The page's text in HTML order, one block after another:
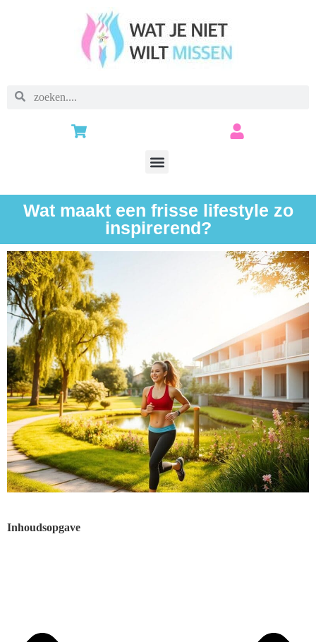
Wat maakt een frisse lifestyle zo
inspirerend?
Inhoudsopgave